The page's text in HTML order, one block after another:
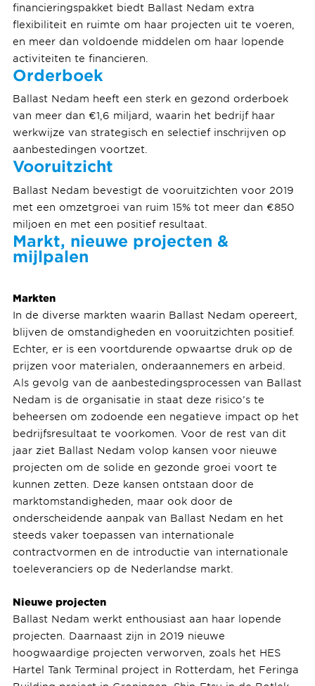
financieringspakket biedt Ballast Nedam extra
flexibiliteit en ruimte om haar projecten uit te voeren,
en meer dan voldoende middelen om haar lopende
activiteiten te financieren.
Orderboek
Ballast Nedam heeft een sterk en gezond orderboek
van meer dan €1,6 miljard, waarin het bedrijf haar
werkwijze van strategisch en selectief inschrijven op
aanbestedingen voortzet.
Vooruitzicht
Ballast Nedam bevestigt de vooruitzichten voor 2019
met een omzetgroei van ruim 15% tot meer dan €850
miljoen en met een positief resultaat.
Markt, nieuwe projecten &
mijlpalen
Markten
In de diverse markten waarin Ballast Nedam opereert,
blijven de omstandigheden en vooruitzichten positief.
Echter, er is een voortdurende opwaartse druk op de
prijzen voor materialen, onderaannemers en arbeid.
Als gevolg van de aanbestedingsprocessen van Ballast
Nedam is de organisatie in staat deze risico’s te
beheersen om zodoende een negatieve impact op het
bedrijfsresultaat te voorkomen. Voor de rest van dit
jaar ziet Ballast Nedam volop kansen voor nieuwe
projecten om de solide en gezonde groei voort te
kunnen zetten. Deze kansen ontstaan door de
marktomstandigheden, maar ook door de
onderscheidende aanpak van Ballast Nedam en het
steeds vaker toepassen van internationale
contractvormen en de introductie van internationale
toeleveranciers op de Nederlandse markt.
Nieuwe projecten
Ballast Nedam werkt enthousiast aan haar lopende
projecten. Daarnaast zijn in 2019 nieuwe
hoogwaardige projecten verworven, zoals het HES
Hartel Tank Terminal project in Rotterdam, het Feringa